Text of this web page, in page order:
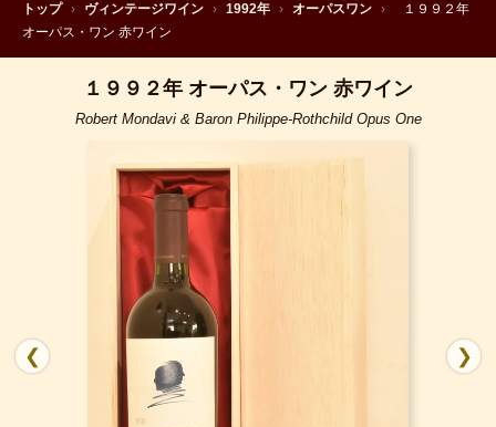
トップ › ヴィンテージワイン › 1992年 › オーパスワン ›
１９９２年
オーパス・ワン 赤ワイン
１９９２年 オーパス・ワン 赤ワイン
Robert Mondavi & Baron Philippe-Rothchild Opus One
❮ ❯